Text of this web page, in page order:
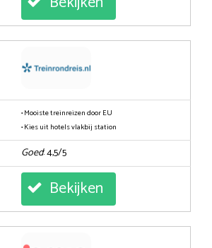
• Mooiste treinreizen door EU
• Kies uit hotels vlakbij station
Goed: 4,5/5
Bekijken